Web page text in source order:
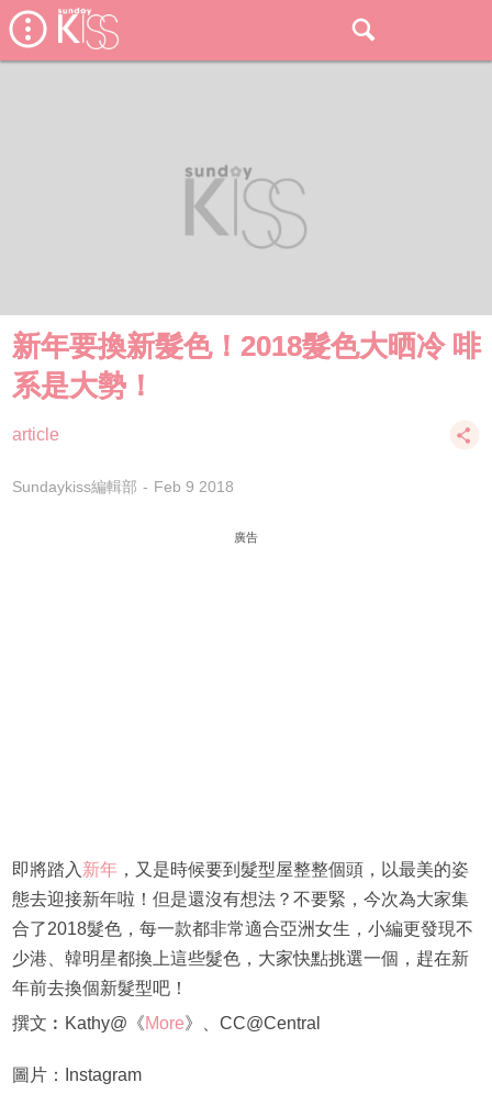
新年要換新髮色！2018髮色大晒冷 啡
系是大勢！
article
Sundaykiss編輯部 Feb 9 2018
廣告
即將踏入 新年 ，又是時候要到髮型屋整整個頭，以最美的姿
態去迎接新年啦！但是還沒有想法？不要緊，今次為大家集
合了2018髮色，每一款都非常適合亞洲女生，小編更發現不
少港、韓明星都換上這些髮色，大家快點挑選一個，趕在新
年前去換個新髮型吧！
撰文︰Kathy@《More》、CC@Central
圖片：Instagram